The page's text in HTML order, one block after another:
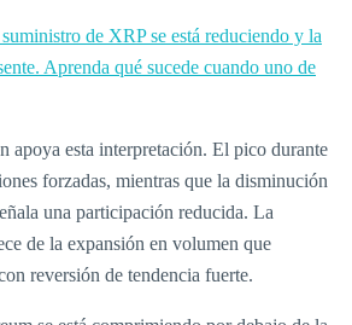
de XRP se está reduciendo y la
Aprenda qué sucede cuando uno de
apoya esta interpretación. El pico durante
forzadas, mientras que la disminución
una participación reducida. La
de la expansión en volumen que
reversión de tendencia fuerte.